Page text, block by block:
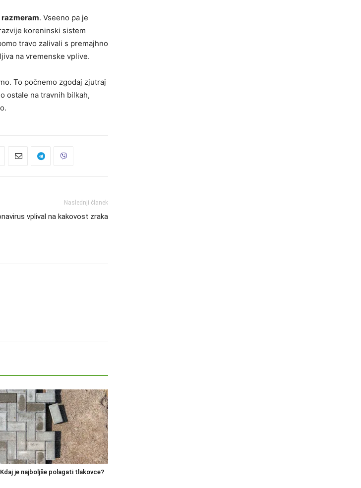
. Vseeno pa je
koreninski sistem
travo zalivali s premajhno
na vremenske vplive.
To počnemo zgodaj zjutraj
ostale na travnih bilkah,
Naslednji članek
vplival na kakovost zraka
Kdaj je najboljše polagati tlakovce?